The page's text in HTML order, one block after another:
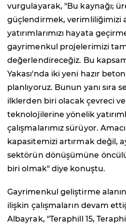
vurgulayarak, "Bu kaynağı;
güçlendirmek, verimliliğimizi
yatırımlarımızı hayata
gayrimenkul projelerimizi
değerlendireceğiz. Bu
Yakası'nda iki yeni hazır beton
planlıyoruz. Bunun yanı sıra
ilklerden biri olacak çevreci
teknolojilerine yönelik
çalışmalarımız sürüyor.
kapasitemizi artırmak değil,
sektörün dönüşümüne
biri olmak" diye konuştu.
Gayrimenkul geliştirme
ilişkin çalışmaların devam
Albayrak, "Teraphill 15,